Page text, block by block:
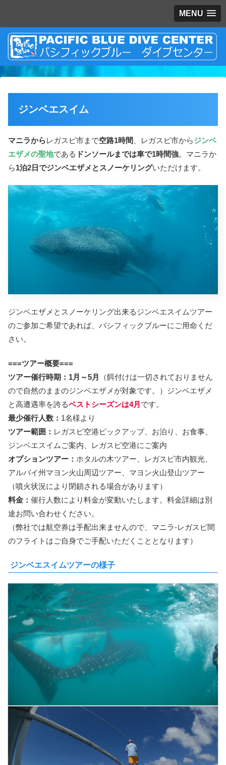
MENU
ジンベエスイム
マニラからレガスピ市まで空路1時間 、レガスピ市からジンベ
エザメの聖地である ドンソールまでは車で1時間強。マニラか
ら1泊2日でジンベエザメとスノーケリングいただけます。
ジンベエザメとスノーケリング出来るジンベエスイムツアー
のご参加ご希望であれば、パシフィックブルーにご用命くだ
さい。
===ツアー概要===
ツアー催行時期：1月～5月
（餌付けは一切されておりません
ので自然のままのジンベエザメが対象です。）ジンベエザメ
と高遭遇率を誇るベストシーズンは4月 です。
最少催行人数： 1名様より
ツアー範囲： レガスピ空港ピックアップ、お泊り、お食事、
ジンベエスイムご案内、レガスピ空港にご案内
オプションツアー： ホタルの木ツアー、レガスピ市内観光、
アルバイ州マヨン火山周辺ツアー、マヨン火山登山ツアー
（噴火状況により閉鎖される場合があります）
料金： 催行人数により料金が変動いたします。料金詳細は別
途お問い合わせください。
（弊社では航空券は手配出来ませんので、マニラ-レガスピ間
のフライトはご自身でご手配いただくこととなります）
ジンベエスイムツアーの様子